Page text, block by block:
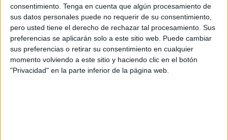
consentimiento. Tenga en cuenta que algún procesamiento de
sus datos personales puede no requerir de su consentimiento,
pero usted tiene el derecho de rechazar tal procesamiento. Sus
preferencias se aplicarán solo a este sitio web. Puede cambiar
sus preferencias o retirar su consentimiento en cualquier
momento volviendo a este sitio y haciendo clic en el botón
"Privacidad" en la parte inferior de la página web.
Una oportunidad única que necesitaban y que
seguramente sabrán agradecer con mucho amor hacia sus
nuevas familias.
Frodo es el único superviviente de una camada localizada
a principios de 2023 en el monte Hacho y no hace mucho